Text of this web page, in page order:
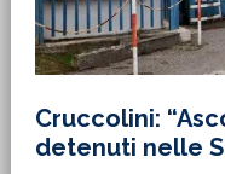
Cruccolini:
detenuti nelle